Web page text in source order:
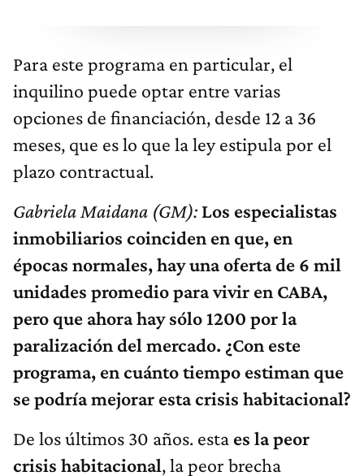
Para este programa en particular, el
inquilino puede optar entre varias
opciones de financiación, desde 12 a 36
meses, que es lo que la ley estipula por el
plazo contractual.
Gabriela Maidana (GM): Los especialistas
inmobiliarios coinciden en que, en
épocas normales, hay una oferta de 6 mil
unidades promedio para vivir en CABA,
pero que ahora hay sólo 1200 por la
paralización del mercado. ¿Con este
programa, en cuánto tiempo estiman que
se podría mejorar esta crisis habitacional?
De los últimos 30 años. esta es la peor
crisis habitacional, la peor brecha